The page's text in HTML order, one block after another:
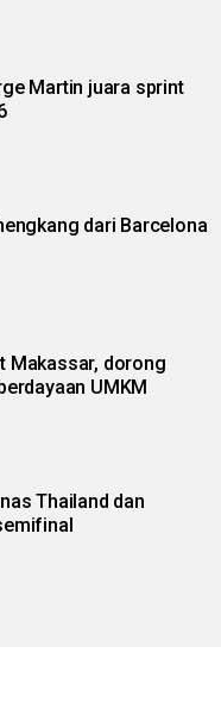
Martin juara sprint
dari Barcelona
Makassar, dorong
UMKM
Thailand dan